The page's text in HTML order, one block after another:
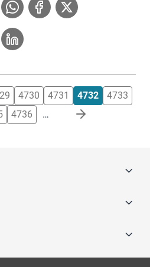
4730 4731 4732
4733
4736 …